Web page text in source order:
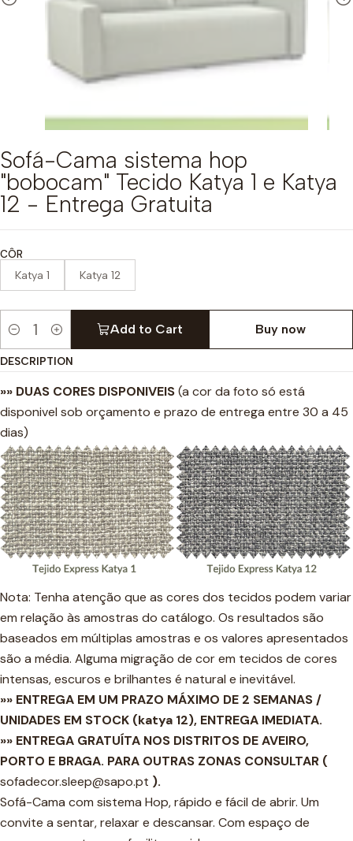
Sofá-Cama sistema hop
"bobocam" Tecido Katya 1 e Katya
12 - Entrega Gratuita
CÔR
Katya 1 Katya 12
Quantity
Add to Cart Buy now
DESCRIPTION
»» DUAS CORES DISPONIVEIS(a cor da foto só está
disponivel sob orçamento e prazo de entrega entre 30 a 45
dias)
Nota: Tenha atenção que as cores dos tecidos podem variar
em relação às amostras do catálogo. Os resultados são
baseados em múltiplas amostras e os valores apresentados
são a média. Alguma migração de cor em tecidos de cores
intensas, escuros e brilhantes é natural e inevitável.
»» ENTREGA EM UM PRAZO MÁXIMO DE 2 SEMANAS /
UNIDADES EM STOCK (katya 12), ENTREGA IMEDIATA.
»» ENTREGA GRATUÍTA NOS DISTRITOS DE AVEIRO,
PORTO E BRAGA. PARA OUTRAS ZONAS CONSULTAR (
sofadecor.sleep@sapo.pt ).
Sofá-Cama com sistema Hop, rápido e fácil de abrir. Um
convite a sentar, relaxar e descansar. Com espaço de